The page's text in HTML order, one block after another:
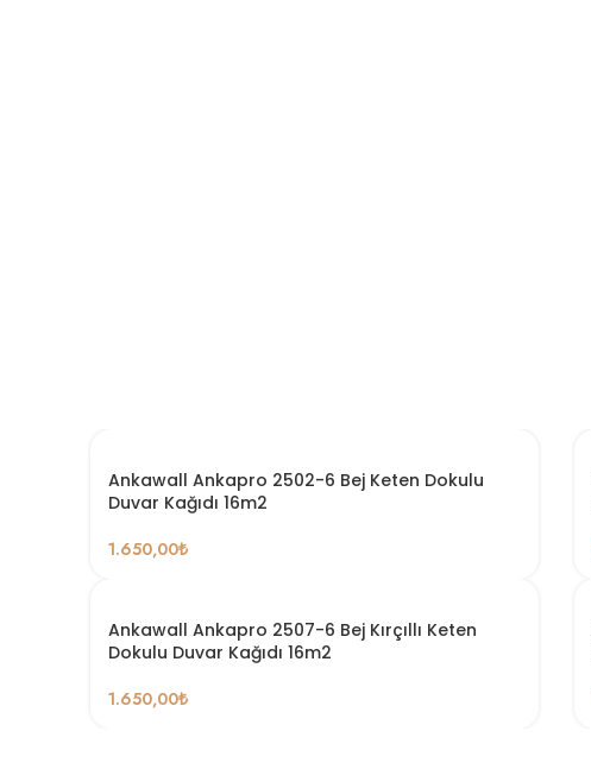
Ankawall Ankapro 2502-6 Bej Keten Dokulu
Duvar Kağıdı 16m2
1.650,00₺
Ankawall Ankapro 2507-6 Bej Kırçıllı Keten
Dokulu Duvar Kağıdı 16m2
1.650,00₺